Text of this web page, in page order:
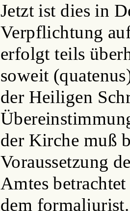
Jetzt ist dies in
Verpflichtung
erfolgt teils
soweit
der Heiligen
der Kirche muß
Voraussetzung
Amtes
dem